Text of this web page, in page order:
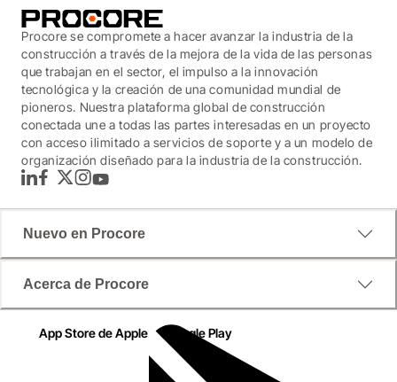
Procore se compromete a hacer avanzar la industria de la
construcción a través de la mejora de la vida de las personas
que trabajan en el sector, el impulso a la innovación
tecnológica y la creación de una comunidad mundial de
pioneros. Nuestra plataforma global de construcción
conectada une a todas las partes interesadas en un proyecto
con acceso ilimitado a servicios de soporte y a un modelo de
organización diseñado para la industria de la construcción.
LinkedInFacebook
TwitterInstagram
YouTube
Nuevo en Procore
Acerca de Procore
App Store de Apple Google Play